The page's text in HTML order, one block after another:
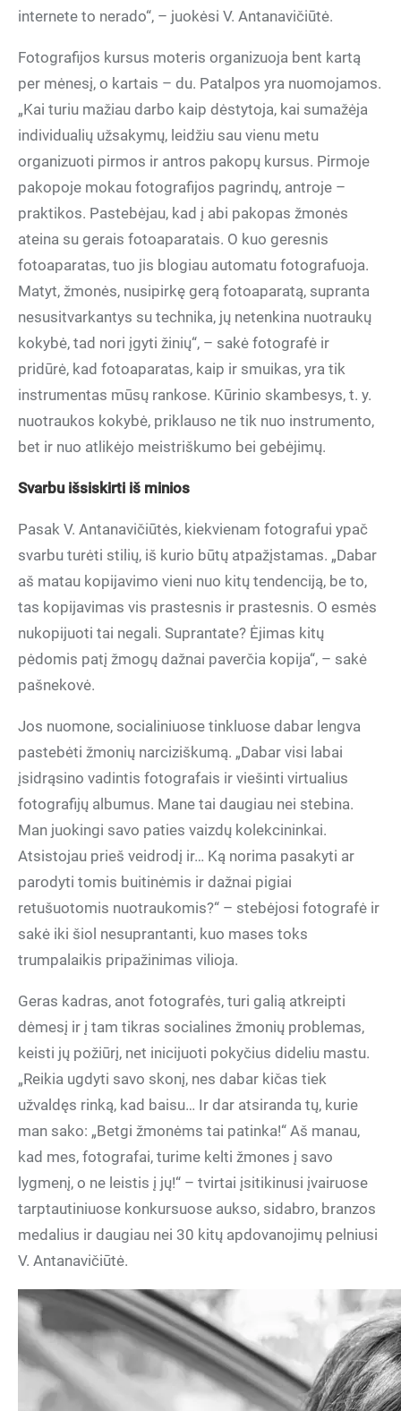
internete to nerado“, – juokėsi V. Antanavičiūtė.
Fotografijos kursus moteris organizuoja bent kartą
per mėnesį, o kartais – du. Patalpos yra nuomojamos.
„Kai turiu mažiau darbo kaip dėstytoja, kai sumažėja
individualių užsakymų, leidžiu sau vienu metu
organizuoti pirmos ir antros pakopų kursus. Pirmoje
pakopoje mokau fotografijos pagrindų, antroje –
praktikos. Pastebėjau, kad į abi pakopas žmonės
ateina su gerais fotoaparatais. O kuo geresnis
fotoaparatas, tuo jis blogiau automatu fotografuoja.
Matyt, žmonės, nusipirkę gerą fotoaparatą, supranta
nesusitvarkantys su technika, jų netenkina nuotraukų
kokybė, tad nori įgyti žinių“, – sakė fotografė ir
pridūrė, kad fotoaparatas, kaip ir smuikas, yra tik
instrumentas mūsų rankose. Kūrinio skambesys, t. y.
nuotraukos kokybė, priklauso ne tik nuo instrumento,
bet ir nuo atlikėjo meistriškumo bei gebėjimų.
Svarbu išsiskirti iš minios
Pasak V. Antanavičiūtės, kiekvienam fotografui ypač
svarbu turėti stilių, iš kurio būtų atpažįstamas. „Dabar
aš matau kopijavimo vieni nuo kitų tendenciją, be to,
tas kopijavimas vis prastesnis ir prastesnis. O esmės
nukopijuoti tai negali. Suprantate? Ėjimas kitų
pėdomis patį žmogų dažnai paverčia kopija“, – sakė
pašnekovė.
Jos nuomone, socialiniuose tinkluose dabar lengva
pastebėti žmonių narciziškumą. „Dabar visi labai
įsidrąsino vadintis fotografais ir viešinti virtualius
fotografijų albumus. Mane tai daugiau nei stebina.
Man juokingi savo paties vaizdų kolekcininkai.
Atsistojau prieš veidrodį ir… Ką norima pasakyti ar
parodyti tomis buitinėmis ir dažnai pigiai
retušuotomis nuotraukomis?“ – stebėjosi fotografė ir
sakė iki šiol nesuprantanti, kuo mases toks
trumpalaikis pripažinimas vilioja.
Geras kadras, anot fotografės, turi galią atkreipti
dėmesį ir į tam tikras socialines žmonių problemas,
keisti jų požiūrį, net inicijuoti pokyčius dideliu mastu.
„Reikia ugdyti savo skonį, nes dabar kičas tiek
užvaldęs rinką, kad baisu… Ir dar atsiranda tų, kurie
man sako: „Betgi žmonėms tai patinka!“ Aš manau,
kad mes, fotografai, turime kelti žmones į savo
lygmenį, o ne leistis į jų!“ – tvirtai įsitikinusi įvairuose
tarptautiniuose konkursuose aukso, sidabro, branzos
medalius ir daugiau nei 30 kitų apdovanojimų pelniusi
V. Antanavičiūtė.